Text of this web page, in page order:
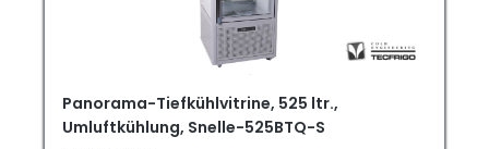
Panorama-Tiefkühlvitrine, 525 ltr.,
Umluftkühlung, Snelle-525BTQ-S